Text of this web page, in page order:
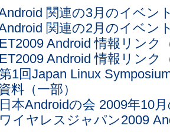
関連の3月のイベン
関連の2月のイベン
Android 情報リンク
Android 情報リンク
1回Japan Linux
料（一部）
本Androidの会 2009年10
イヤレスジャパン2009